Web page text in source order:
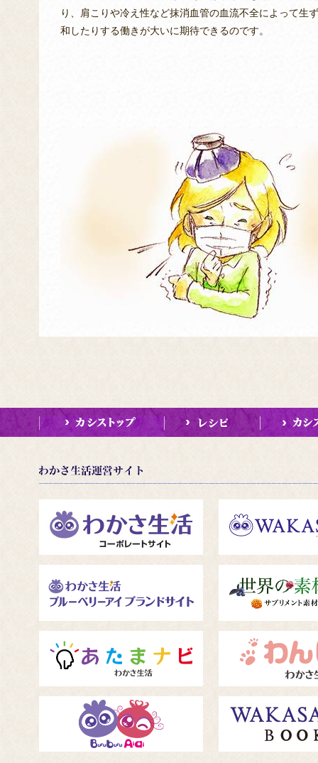
り、肩こりや冷え性など抹消血管の血流不全によって生
和したりする働きが大いに期待できるのです。